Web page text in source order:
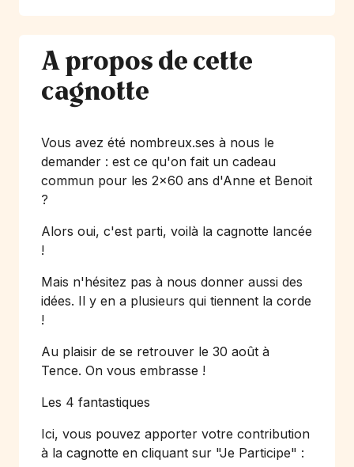
A propos de cette
cagnotte
Vous avez été nombreux.ses à nous le
demander : est ce qu'on fait un cadeau
commun pour les 2x60 ans d'Anne et Benoit
?
Alors oui, c'est parti, voilà la cagnotte lancée
!
Mais n'hésitez pas à nous donner aussi des
idées. Il y en a plusieurs qui tiennent la corde
!
Au plaisir de se retrouver le 30 août à
Tence. On vous embrasse !
Les 4 fantastiques
Ici, vous pouvez apporter votre contribution
à la cagnotte en cliquant sur "Je Participe" :